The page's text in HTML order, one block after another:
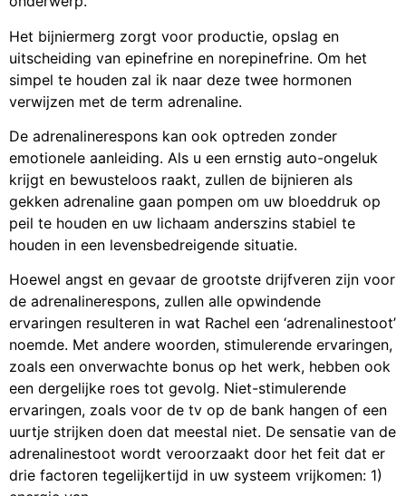
Het bijniermerg zorgt voor productie, opslag en
uitscheiding van epinefrine en norepinefrine. Om het
simpel te houden zal ik naar deze twee hormonen
verwijzen met de term adrenaline.
De adrenalinerespons kan ook optreden zonder
emotionele aanleiding. Als u een ernstig auto-ongeluk
krijgt en bewusteloos raakt, zullen de bijnieren als
gekken adrenaline gaan pompen om uw bloeddruk op
peil te houden en uw lichaam anderszins stabiel te
houden in een levensbedreigende situatie.
Hoewel angst en gevaar de grootste drijfveren zijn voor
de adrenalinerespons, zullen alle opwindende
ervaringen resulteren in wat Rachel een ‘adrenalinestoot’
noemde. Met andere woorden, stimulerende ervaringen,
zoals een onverwachte bonus op het werk, hebben ook
een dergelijke roes tot gevolg. Niet-stimulerende
ervaringen, zoals voor de tv op de bank hangen of een
uurtje strijken doen dat meestal niet. De sensatie van de
adrenalinestoot wordt veroorzaakt door het feit dat er
drie factoren tegelijkertijd in uw systeem vrijkomen: 1)